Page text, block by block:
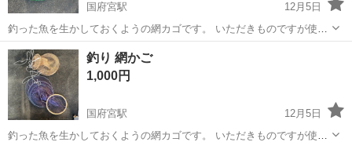
国府宮駅
12月5日
釣った魚を生かしておくようの網カゴです。 いただきものですが使用
しないので出品します。 他にも様々出品しておりますので、まとめて
お引き取りいただけましたら多少お安くします。 海釣り 釣竿 釣り
愛知 稲沢市 国府宮駅
釣り 網かご
1,000円
国府宮駅
12月5日
釣った魚を生かしておくようの網カゴです。 いただきものですが使用